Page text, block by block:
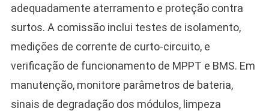
adequadamente aterramento e proteção contra
surtos. A comissão inclui testes de isolamento,
medições de corrente de curto-circuito, e
verificação de funcionamento de MPPT e BMS. Em
manutenção, monitore parâmetros de bateria,
sinais de degradação dos módulos, limpeza